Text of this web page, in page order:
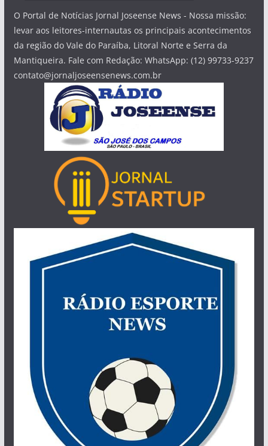
O Portal de Notícias Jornal Joseense News - Nossa missão:
levar aos leitores-internautas os principais acontecimentos
da região do Vale do Paraíba, Litoral Norte e Serra da
Mantiqueira. Fale com Redação: WhatsApp: (12) 99733-9237
contato@jornaljoseensenews.com.br